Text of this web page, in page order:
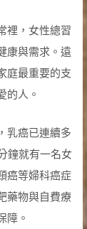
裡，女性總習
康與需求。遠
庭最重要的支
的人。
乳癌已連續多
鐘就有一名女
癌等婦科癌症
藥物與自費療
障。